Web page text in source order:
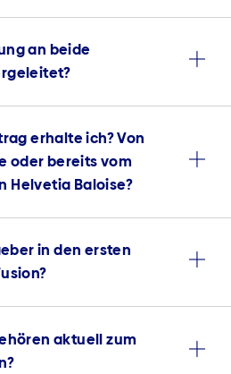
an beide
erhalte ich? Von
oder bereits vom
Helvetia Baloise?
in den ersten
aktuell zum